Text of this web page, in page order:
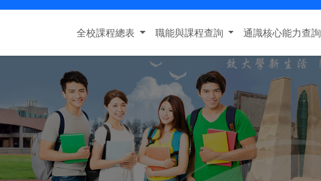
全校課程總表 職能與課程查詢 通識核心能力查詢